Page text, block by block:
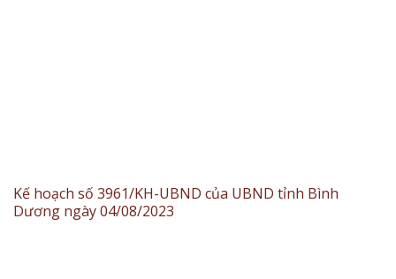
Kế hoạch số 3961/KH-UBND của UBND tỉnh Bình
Dương ngày 04/08/2023